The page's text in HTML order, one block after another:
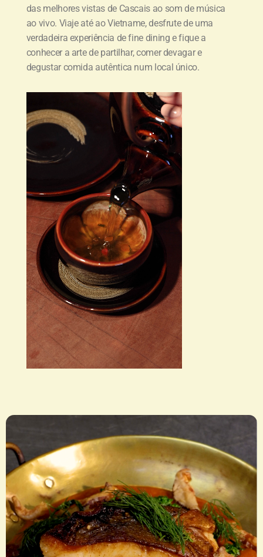
das melhores vistas de Cascais ao som de música
ao vivo. Viaje até ao Vietname, desfrute de uma
verdadeira experiência de fine dining e fique a
conhecer a arte de partilhar, comer devagar e
degustar comida autêntica num local único.